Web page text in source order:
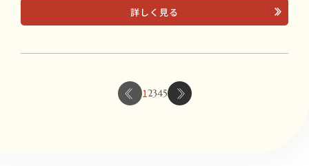
詳しく見る
12345